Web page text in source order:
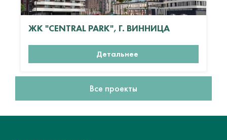
ЖК "CENTRAL PARK", Г. ВИННИЦА
Детальнее
Все проекты